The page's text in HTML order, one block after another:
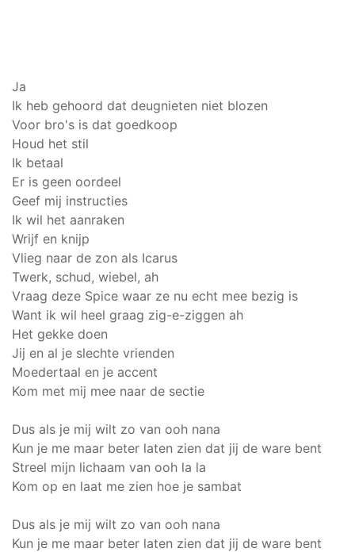
Ja
Ik heb gehoord dat deugnieten niet blozen
Voor bro's is dat goedkoop
Houd het stil
Ik betaal
Er is geen oordeel
Geef mij instructies
Ik wil het aanraken
Wrijf en knijp
Vlieg naar de zon als Icarus
Twerk, schud, wiebel, ah
Vraag deze Spice waar ze nu echt mee bezig is
Want ik wil heel graag zig-e-ziggen ah
Het gekke doen
Jij en al je slechte vrienden
Moedertaal en je accent
Kom met mij mee naar de sectie
Dus als je mij wilt zo van ooh nana
Kun je me maar beter laten zien dat jij de ware bent
Streel mijn lichaam van ooh la la
Kom op en laat me zien hoe je sambat
Dus als je mij wilt zo van ooh nana
Kun je me maar beter laten zien dat jij de ware bent